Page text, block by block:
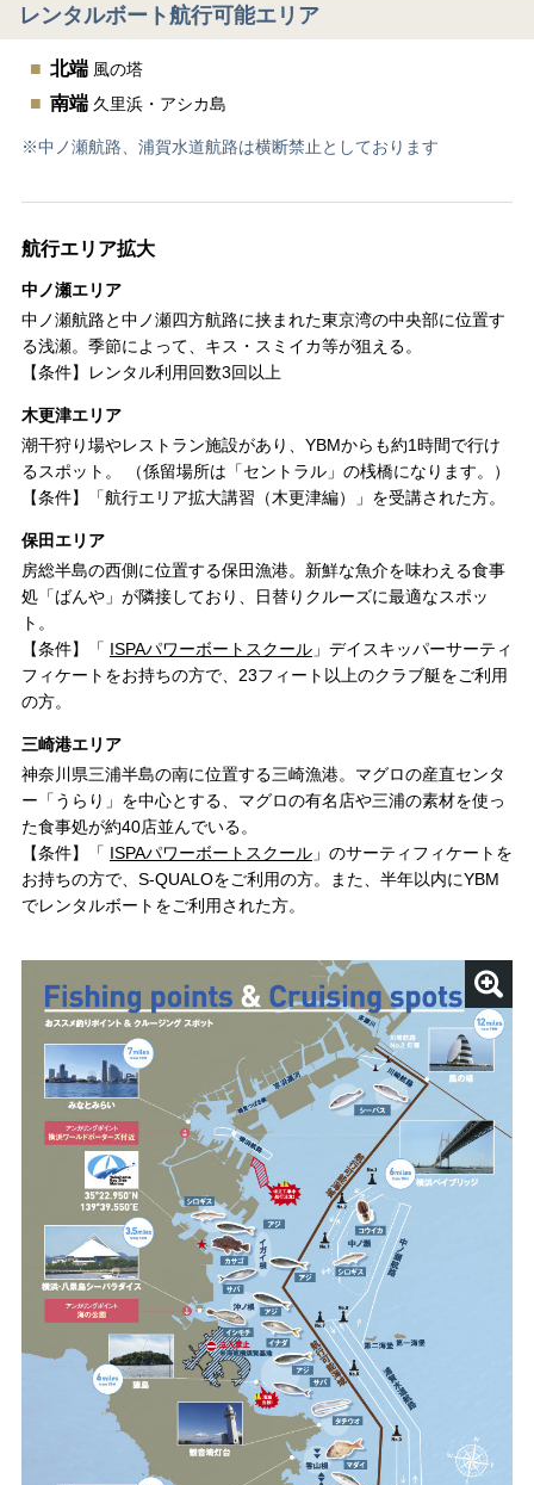
レンタルボート航行可能エリア
北端 風の塔
南端 久里浜・アシカ島
※中ノ瀬航路、浦賀水道航路は横断禁止としております
航行エリア拡大
中ノ瀬エリア
中ノ瀬航路と中ノ瀬四方航路に挟まれた東京湾の中央部に位置す
る浅瀬。季節によって、キス・スミイカ等が狙える。
【条件】レンタル利用回数3回以上
木更津エリア
潮干狩り場やレストラン施設があり、YBMからも約1時間で行け
るスポット。 （係留場所は「セントラル」の桟橋になります。）
【条件】「航行エリア拡大講習（木更津編）」を受講された方。
保田エリア
房総半島の西側に位置する保田漁港。新鮮な魚介を味わえる食事
処「ばんや」が隣接しており、日替りクルーズに最適なスポッ
ト。
【条件】「 ISPAパワーボートスクール」デイスキッパーサーティ
フィケートをお持ちの方で、23フィート以上のクラブ艇をご利用
の方。
三崎港エリア
神奈川県三浦半島の南に位置する三崎漁港。マグロの産直センタ
ー「うらり」を中心とする、マグロの有名店や三浦の素材を使っ
た食事処が約40店並んでいる。
【条件】「 ISPAパワーボートスクール」のサーティフィケートを
お持ちの方で、S-QUALOをご利用の方。また、半年以内にYBM
でレンタルボートをご利用された方。